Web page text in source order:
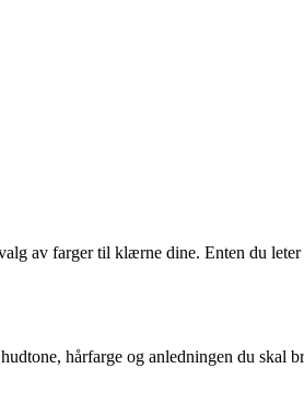
av farger til klærne dine. Enten du leter
hårfarge og anledningen du skal